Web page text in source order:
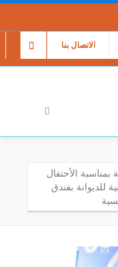
الاتصال بنا
بمناسبة الأحتفال
للديوانة بفندق